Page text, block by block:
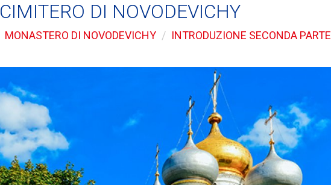
CIMITERO DI NOVODEVICHY
MONASTERO DI NOVODEVICHY INTRODUZIONE SECONDA PARTE